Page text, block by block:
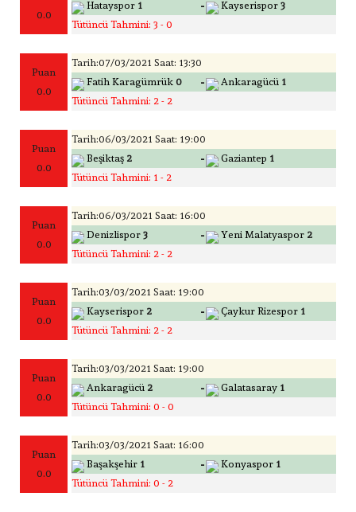
0.0
Hatayspor 1 - Kayserispor 3
Tütüncü Tahmini: 3 - 0
Puan
0.0
Tarih:07/03/2021 Saat: 13:30
Fatih Karagümrük 0 - Ankaragücü 1
Tütüncü Tahmini: 2 - 2
Puan
0.0
Tarih:06/03/2021 Saat: 19:00
Beşiktaş 2 - Gaziantep 1
Tütüncü Tahmini: 1 - 2
Puan
0.0
Tarih:06/03/2021 Saat: 16:00
Denizlispor 3 - Yeni Malatyaspor 2
Tütüncü Tahmini: 2 - 2
Puan
0.0
Tarih:03/03/2021 Saat: 19:00
Kayserispor 2 - Çaykur Rizespor 1
Tütüncü Tahmini: 2 - 2
Puan
0.0
Tarih:03/03/2021 Saat: 19:00
Ankaragücü 2 - Galatasaray 1
Tütüncü Tahmini: 0 - 0
Puan
0.0
Tarih:03/03/2021 Saat: 16:00
Başakşehir 1 - Konyaspor 1
Tütüncü Tahmini: 0 - 2